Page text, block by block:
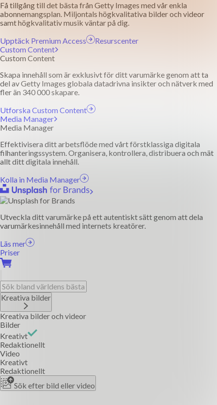
Få tillgång till det bästa från Getty Images med vår enkla
abonnemangsplan. Miljontals högkvalitativa bilder och videor
samt högkvalitativ musik väntar på dig.
Upptäck Premium Access
Resurscenter
Custom Content
Custom Content
Skapa innehåll som är exklusivt för ditt varumärke genom att ta
del av Getty Images globala datadrivna insikter och nätverk med
fler än 340 000 skapare.
Utforska Custom Content
Media Manager
Media Manager
Effektivisera ditt arbetsflöde med vårt förstklassiga digitala
filhanteringssystem. Organisera, kontrollera, distribuera och mät
allt ditt digitala innehåll.
Kolla in Media Manager
Utveckla ditt varumärke på ett autentiskt sätt genom att dela
varumärkesinnehåll med internets kreatörer.
Läs mer
Priser
Kreativa bilder
Kreativa bilder och videor
Bilder
Kreativt
Redaktionellt
Video
Kreativt
Redaktionellt
Sök efter bild eller video